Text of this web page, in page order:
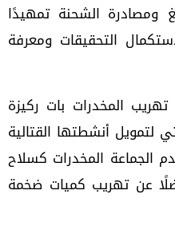
ومصادرة الشحنة تمهيدًا
التحقيقات ومعرفة
المخدرات بات ركيزة
لتمويل أنشطتها القتالية
الجماعة المخدرات كسلاح
عن تهريب كميات ضخمة